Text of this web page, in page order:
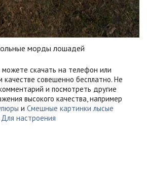
морды лошадей
скачать на телефон или
совешенно бесплатно. Не
и посмотреть другие
высокого качества, например
и Смешные картинки лысые
Для настроения